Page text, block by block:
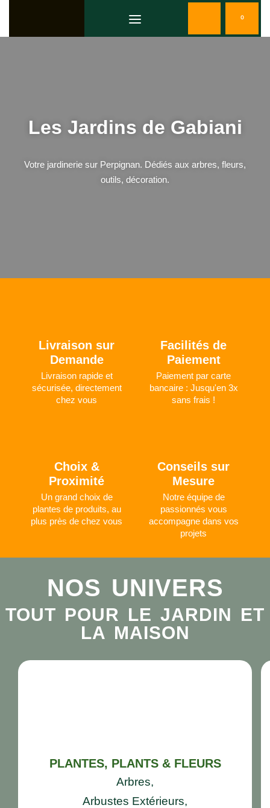
0
Les Jardins de Gabiani
Votre jardinerie sur Perpignan. Dédiés aux arbres, fleurs,
outils, décoration.
Livraison sur
Demande
Livraison rapide et
sécurisée, directement
chez vous
Facilités de
Paiement
Paiement par carte
bancaire : Jusqu'en 3x
sans frais !
Choix &
Proximité
Un grand choix de
plantes de produits, au
plus près de chez vous
Conseils sur
Mesure
Notre équipe de
passionnés vous
accompagne dans vos
projets
NOS UNIVERS
TOUT POUR LE JARDIN ET
LA MAISON
PLANTES, PLANTS & FLEURS
Arbres,
Arbustes Extérieurs,